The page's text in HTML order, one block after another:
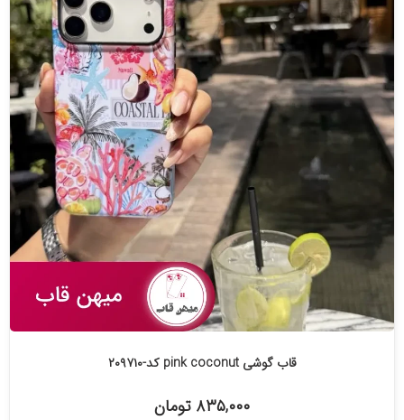
قاب گوشی pink coconut کد-۲۰۹۷۱۰
۸۳۵,۰۰۰ تومان